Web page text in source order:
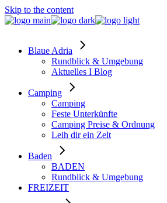
Skip to the content
Blaue Adria
Rundblick & Umgebung
Aktuelles I Blog
Camping
Camping
Feste Unterkünfte
Camping Preise & Ordnung
Leih dir ein Zelt
Baden
BADEN
Rundblick & Umgebung
FREIZEIT